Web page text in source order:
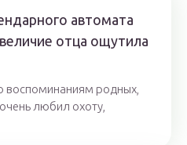
автомата
отца ощутила
воспоминаниям родных,
любил охоту,